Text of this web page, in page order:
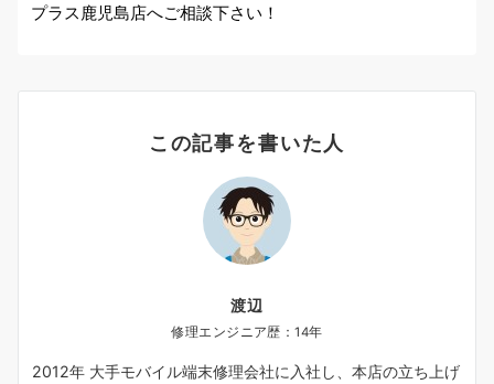
プラス鹿児島店へご相談下さい！
この記事を書いた人
渡辺
修理エンジニア歴：14年
2012年 大手モバイル端末修理会社に入社し、本店の立ち上げ